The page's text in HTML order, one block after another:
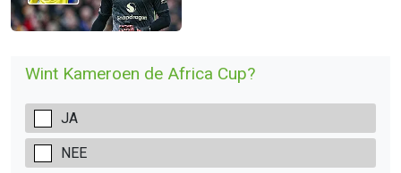
Wint Kameroen de Africa Cup?
JA
NEE